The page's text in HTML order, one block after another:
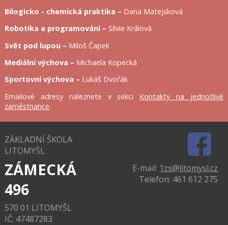
Bilogicko - chemická praktika – Dana Matejsková
Robotika a programování – Silvie Králová
Svět pod lupou – Miloš Čapek
Mediální výchova – Michaela Kopecká
Sportovní výchova – Lukáš Dvořák
Emailové adresy naleznete v sekci Kontakty na jednotlivé
zaměstnance.
ZÁKLADNÍ ŠKOLA
LITOMYŠL
ZÁMECKÁ
496
570 01 LITOMYŠL
IČ: 47487283
E-mail: 1zs@litomysl.cz
Telefon: 461 612 275